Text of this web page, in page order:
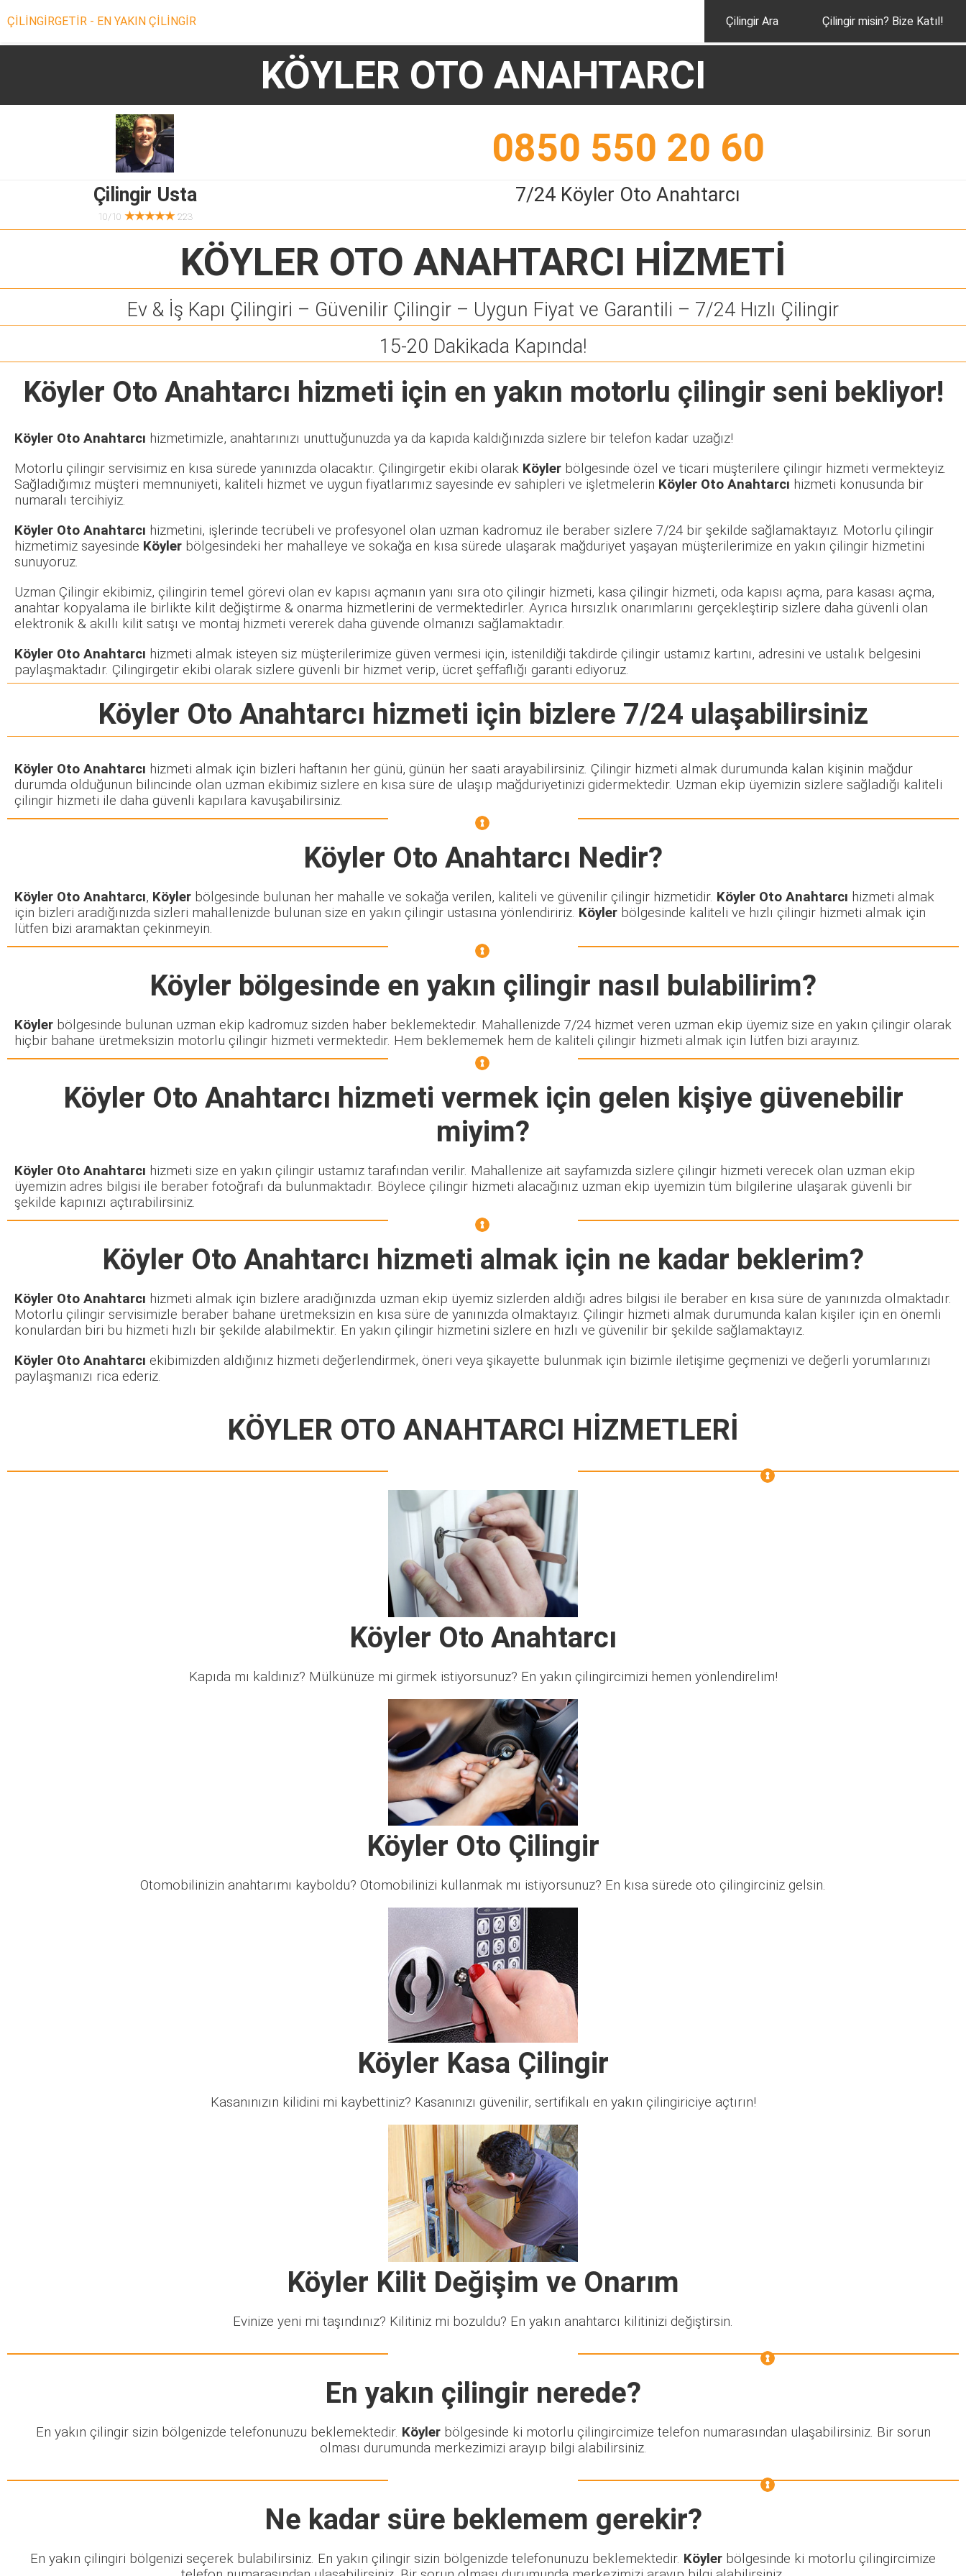
ÇİLİNGİRGETİR - EN YAKIN ÇİLİNGİR Çilingir Ara Çilingir misin? Bize Katıl!
KÖYLER OTO ANAHTARCI
0850 550 20 60
Çilingir Usta
10/10 ★★★★★ 223
7/24 Köyler Oto Anahtarcı
KÖYLER OTO ANAHTARCI HİZMETİ
Ev & İş Kapı Çilingiri – Güvenilir Çilingir – Uygun Fiyat ve Garantili – 7/24 Hızlı Çilingir
15-20 Dakikada Kapında!
Köyler Oto Anahtarcı hizmeti için en yakın motorlu çilingir seni bekliyor!
Köyler Oto Anahtarcı hizmetimizle, anahtarınızı unuttuğunuzda ya da kapıda kaldığınızda sizlere bir telefon kadar uzağız!
Motorlu çilingir servisimiz en kısa sürede yanınızda olacaktır. Çilingirgetir ekibi olarak Köyler bölgesinde özel ve ticari müşterilere çilingir hizmeti vermekteyiz.
Sağladığımız müşteri memnuniyeti, kaliteli hizmet ve uygun fiyatlarımız sayesinde ev sahipleri ve işletmelerin Köyler Oto Anahtarcı hizmeti konusunda bir
numaralı tercihiyiz.
Köyler Oto Anahtarcı hizmetini, işlerinde tecrübeli ve profesyonel olan uzman kadromuz ile beraber sizlere 7/24 bir şekilde sağlamaktayız. Motorlu çilingir
hizmetimiz sayesinde Köyler bölgesindeki her mahalleye ve sokağa en kısa sürede ulaşarak mağduriyet yaşayan müşterilerimize en yakın çilingir hizmetini
sunuyoruz.
Uzman Çilingir ekibimiz, çilingirin temel görevi olan ev kapısı açmanın yanı sıra oto çilingir hizmeti, kasa çilingir hizmeti, oda kapısı açma, para kasası açma,
anahtar kopyalama ile birlikte kilit değiştirme & onarma hizmetlerini de vermektedirler. Ayrıca hırsızlık onarımlarını gerçekleştirip sizlere daha güvenli olan
elektronik & akıllı kilit satışı ve montaj hizmeti vererek daha güvende olmanızı sağlamaktadır.
Köyler Oto Anahtarcı hizmeti almak isteyen siz müşterilerimize güven vermesi için, istenildiği takdirde çilingir ustamız kartını, adresini ve ustalık belgesini
paylaşmaktadır. Çilingirgetir ekibi olarak sizlere güvenli bir hizmet verip, ücret şeffaflığı garanti ediyoruz.
Köyler Oto Anahtarcı hizmeti için bizlere 7/24 ulaşabilirsiniz
Köyler Oto Anahtarcı hizmeti almak için bizleri haftanın her günü, günün her saati arayabilirsiniz. Çilingir hizmeti almak durumunda kalan kişinin mağdur
durumda olduğunun bilincinde olan uzman ekibimiz sizlere en kısa süre de ulaşıp mağduriyetinizi gidermektedir. Uzman ekip üyemizin sizlere sağladığı kaliteli
çilingir hizmeti ile daha güvenli kapılara kavuşabilirsiniz.
Köyler Oto Anahtarcı Nedir?
Köyler Oto Anahtarcı, Köyler bölgesinde bulunan her mahalle ve sokağa verilen, kaliteli ve güvenilir çilingir hizmetidir. Köyler Oto Anahtarcı hizmeti almak
için bizleri aradığınızda sizleri mahallenizde bulunan size en yakın çilingir ustasına yönlendiririz. Köyler bölgesinde kaliteli ve hızlı çilingir hizmeti almak için
lütfen bizi aramaktan çekinmeyin.
Köyler bölgesinde en yakın çilingir nasıl bulabilirim?
Köyler bölgesinde bulunan uzman ekip kadromuz sizden haber beklemektedir. Mahallenizde 7/24 hizmet veren uzman ekip üyemiz size en yakın çilingir olarak
hiçbir bahane üretmeksizin motorlu çilingir hizmeti vermektedir. Hem beklememek hem de kaliteli çilingir hizmeti almak için lütfen bizi arayınız.
Köyler Oto Anahtarcı hizmeti vermek için gelen kişiye güvenebilir
miyim?
Köyler Oto Anahtarcı hizmeti size en yakın çilingir ustamız tarafından verilir. Mahallenize ait sayfamızda sizlere çilingir hizmeti verecek olan uzman ekip
üyemizin adres bilgisi ile beraber fotoğrafı da bulunmaktadır. Böylece çilingir hizmeti alacağınız uzman ekip üyemizin tüm bilgilerine ulaşarak güvenli bir
şekilde kapınızı açtırabilirsiniz.
Köyler Oto Anahtarcı hizmeti almak için ne kadar beklerim?
Köyler Oto Anahtarcı hizmeti almak için bizlere aradığınızda uzman ekip üyemiz sizlerden aldığı adres bilgisi ile beraber en kısa süre de yanınızda olmaktadır.
Motorlu çilingir servisimizle beraber bahane üretmeksizin en kısa süre de yanınızda olmaktayız. Çilingir hizmeti almak durumunda kalan kişiler için en önemli
konulardan biri bu hizmeti hızlı bir şekilde alabilmektir. En yakın çilingir hizmetini sizlere en hızlı ve güvenilir bir şekilde sağlamaktayız.
Köyler Oto Anahtarcı ekibimizden aldığınız hizmeti değerlendirmek, öneri veya şikayette bulunmak için bizimle iletişime geçmenizi ve değerli yorumlarınızı
paylaşmanızı rica ederiz.
KÖYLER OTO ANAHTARCI HİZMETLERİ
Köyler Oto Anahtarcı
Kapıda mı kaldınız? Mülkünüze mi girmek istiyorsunuz? En yakın çilingircimizi hemen yönlendirelim!
Köyler Oto Çilingir
Otomobilinizin anahtarımı kayboldu? Otomobilinizi kullanmak mı istiyorsunuz? En kısa sürede oto çilingirciniz gelsin.
Köyler Kasa Çilingir
Kasanınızın kilidini mi kaybettiniz? Kasanınızı güvenilir, sertifikalı en yakın çilingiriciye açtırın!
Köyler Kilit Değişim ve Onarım
Evinize yeni mi taşındınız? Kilitiniz mi bozuldu? En yakın anahtarcı kilitinizi değiştirsin.
En yakın çilingir nerede?
En yakın çilingir sizin bölgenizde telefonunuzu beklemektedir. Köylerbölgesinde ki motorlu çilingircimize telefon numarasından ulaşabilirsiniz. Bir sorun
olması durumunda merkezimizi arayıp bilgi alabilirsiniz.
Ne kadar süre beklemem gerekir?
En yakın çilingiri bölgenizi seçerek bulabilirsiniz. En yakın çilingir sizin bölgenizde telefonunuzu beklemektedir. Köyler bölgesinde ki motorlu çilingircimize